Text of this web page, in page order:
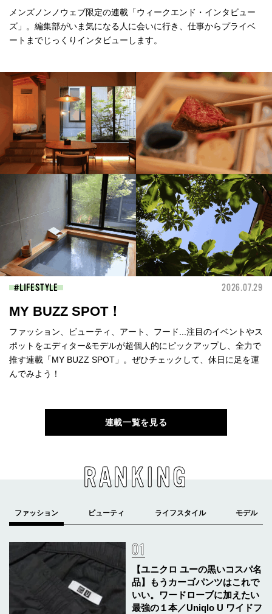
メンズノンノウェブ限定の連載「ウィークエンド・インタビュー
ズ」。編集部がいま気になる人に会いに行き、仕事からプライベ
ートまでじっくりインタビューします。
LIFESTYLE 2026.07.29
MY BUZZ SPOT！
ファッション、ビューティ、アート、フード...注目のイベントやス
ポットをエディター&モデルが超個人的にピックアップし、全力で
推す連載「MY BUZZ SPOT」。ぜひチェックして、休日に足を運
んでみよう！
連載一覧を見る
RANKING
【ユニクロ ユーの黒いコスパ名
品】もうカーゴパンツはこれで
いい。ワードローブに加えたい
最強の１本／Uniqlo U ワイドフ